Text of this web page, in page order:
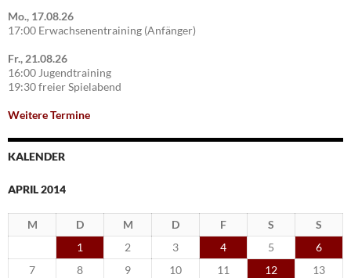
Mo., 17.08.26
17:00 Erwachsenentraining (Anfänger)
Fr., 21.08.26
16:00 Jugendtraining
19:30 freier Spielabend
Weitere Termine
KALENDER
APRIL 2014
M D M D F S
S
1
2 3 4 5
6
7
8 9 10 11 12
13